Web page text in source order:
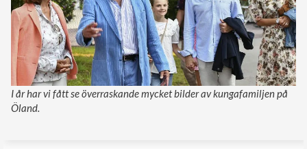
I år har vi fått se överraskande mycket bilder av kungafamiljen på
Öland.